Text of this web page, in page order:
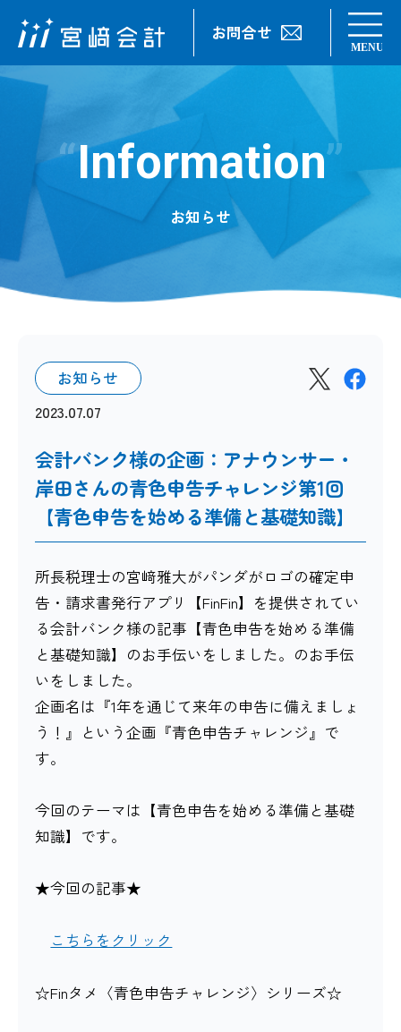
お問合せ
Information
お知らせ
2023.07.07
お知らせ
会計バンク様の企画：アナウンサー・
岸田さんの青色申告チャレンジ第1回
【青色申告を始める準備と基礎知識】
所長税理士の宮﨑雅大がパンダがロゴの確定申
告・請求書発行アプリ【FinFin】を提供されてい
る会計バンク様の記事【青色申告を始める準備
と基礎知識】のお手伝いをしました。のお手伝
いをしました。
企画名は『1年を通じて来年の申告に備えましょ
う！』という企画『青色申告チャレンジ』で
す。
今回のテーマは【青色申告を始める準備と基礎
知識】です。
★今回の記事★
こちらをクリック
☆Finタメ〈青色申告チャレンジ〉シリーズ☆